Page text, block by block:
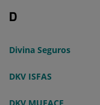
D
Divina Seguros
DKV ISFAS